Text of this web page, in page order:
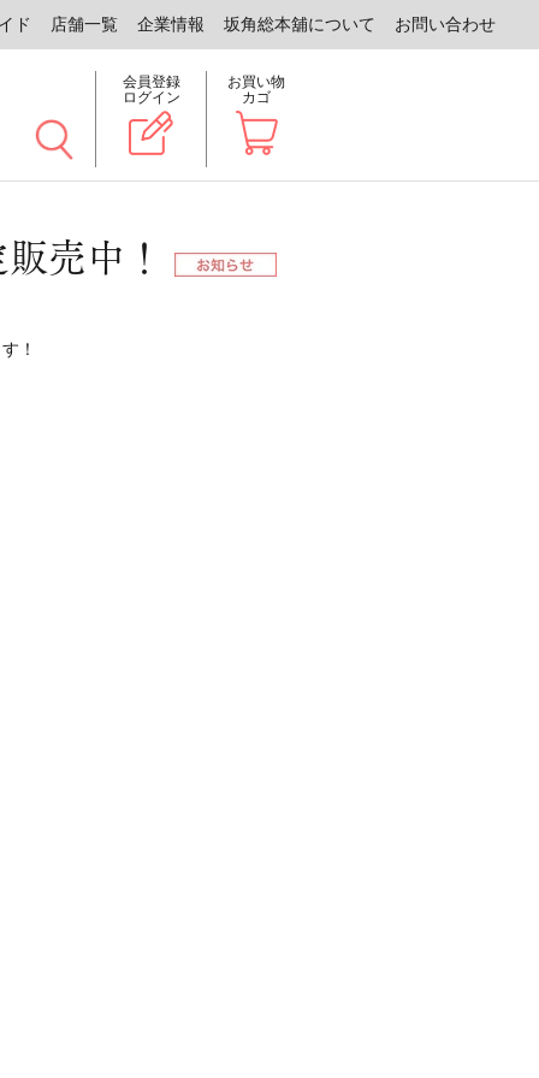
ド 店舗一覧 企業情報 坂角総本舖について お問い合わせ
会員登録
ログイン
お買い物
カゴ
売中！
！